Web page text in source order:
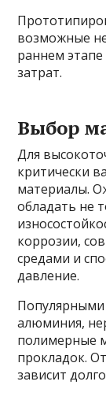
возможные
раннем
затрат.
Выбор
Для
критически
материалы.
обладать не
коррозии,
средами и
давление.
Популярными
алюминия,
полимерные
прокладок.
зависит